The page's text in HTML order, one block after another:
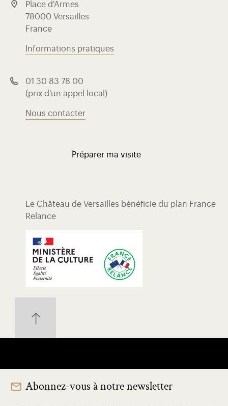
Place d'Armes
78000 Versailles
France
Informations pratiques
01 30 83 78 00
(prix d'un appel local)
Nous contacter
Préparer ma visite
Le Château de Versailles bénéficie du plan France
Relance
Abonnez-vous à notre newsletter